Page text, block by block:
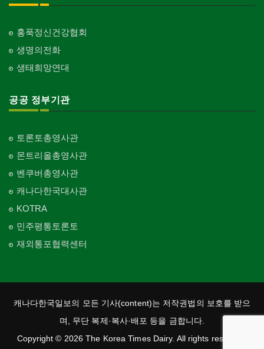
홍푹정신건강협회
생명의전화
생태희망연대
공공 정부기관
토론토총영사관
몬트리올총영사관
벤쿠버총영사관
캐나다한국대사관
KOTRA
민주평통토론토
재외통포협력센터
캐나다한국일보의 모든 기사(content)는 저작권법의 보호를 받으
며, 무단 복제·복사·배포 등을 금합니다.
Copyright © 2026 The Korea Times Dairy. All rights reserved.